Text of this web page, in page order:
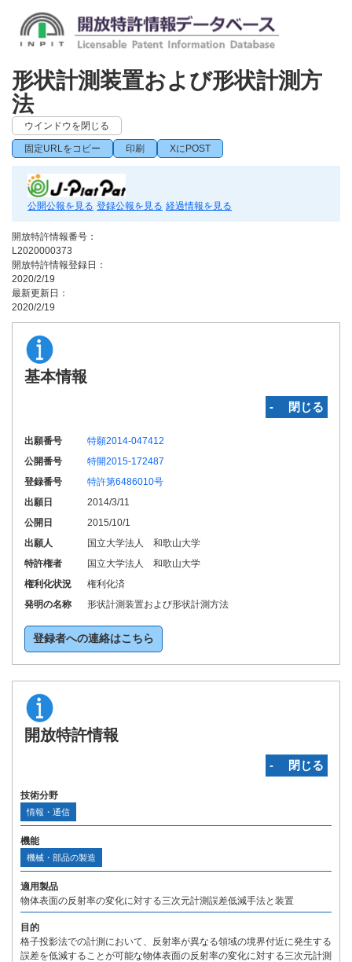
形状計測装置および形状計測方
法
ウインドウを閉じる
固定URLをコピー 印刷 XにPOST
公開公報を見る 登録公報を見る 経過情報を見る
開放特許情報番号：
L2020000373
開放特許情報登録日：
2020/2/19
最新更新日：
2020/2/19
基本情報
‐ 閉じる
出願番号
特願2014-047412
公開番号
特開2015-172487
登録番号
特許第6486010号
出願日
2014/3/11
公開日
2015/10/1
出願人
国立大学法人 和歌山大学
特許権者
国立大学法人 和歌山大学
権利化状況
権利化済
発明の名称
形状計測装置および形状計測方法
登録者への連絡はこちら
開放特許情報
‐ 閉じる
技術分野
情報・通信
機能
機械・部品の製造
適用製品
物体表面の反射率の変化に対する三次元計測誤差低減手法と装置
目的
格子投影法での計測において、反射率が異なる領域の境界付近に発生する
誤差を低減することが可能な物体表面の反射率の変化に対する三次元計測